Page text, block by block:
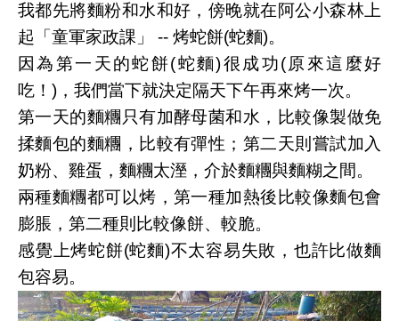
我都先將麵粉和水和好，傍晚就在阿公小森林上
起「童軍家政課」 -- 烤蛇餅(蛇麵)。
因為第一天的蛇餅(蛇麵)很成功(原來這麼好
吃！)，我們當下就決定隔天下午再來烤一次。
第一天的麵糰只有加酵母菌和水，比較像製做免
揉麵包的麵糰，比較有彈性；第二天則嘗試加入
奶粉、雞蛋，麵糰太溼，介於麵糰與麵糊之間。
兩種麵糰都可以烤，第一種加熱後比較像麵包會
膨脹，第二種則比較像餅、較脆。
感覺上烤蛇餅(蛇麵)不太容易失敗，也許比做麵
包容易。